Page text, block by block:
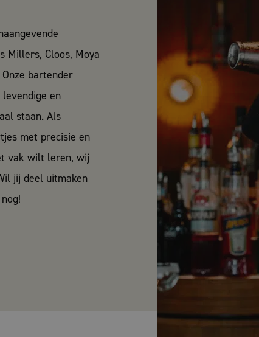
Millers, Cloos, Moya
bartender
en
staan. Als
met precisie en
vak wilt leren, wij
jij deel uitmaken